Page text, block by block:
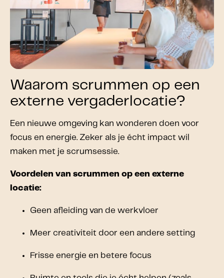
Waarom scrummen op een
externe vergaderlocatie?
Een nieuwe omgeving kan wonderen doen voor
focus en energie. Zeker als je écht impact wil
maken met je scrumsessie.
Voordelen van scrummen op een externe
locatie:
Geen afleiding van de werkvloer
Meer creativiteit door een andere setting
Frisse energie en betere focus